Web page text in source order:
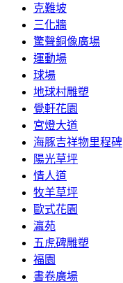
克難坡
三化牆
驚聲銅像廣場
運動場
球場
地球村雕塑
覺軒花園
宮燈大道
海豚吉祥物里程碑
陽光草坪
情人道
牧羊草坪
歐式花園
瀛苑
五虎碑雕塑
福園
書卷廣場